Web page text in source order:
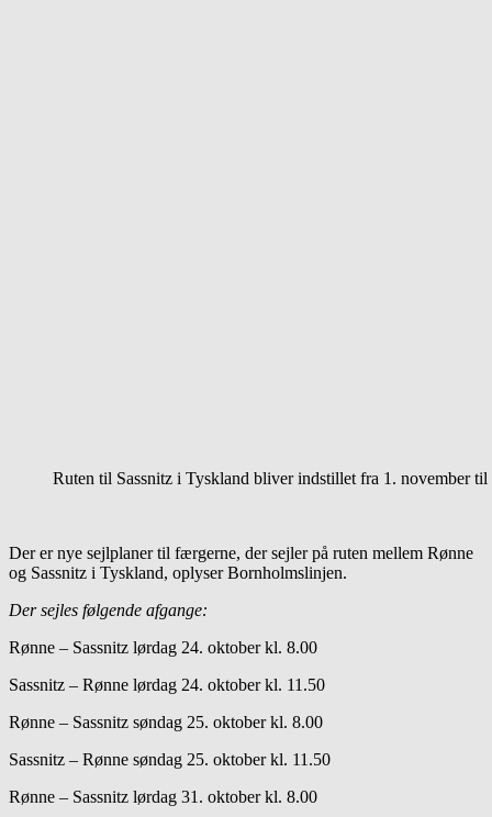
Ruten til Sassnitz i Tyskland bliver indstillet fra 1. november
Der er nye sejlplaner til færgerne, der sejler på ruten mellem Rønne
og Sassnitz i Tyskland, oplyser Bornholmslinjen.
Der sejles følgende afgange:
Rønne – Sassnitz lørdag 24. oktober kl. 8.00
Sassnitz – Rønne lørdag 24. oktober kl. 11.50
Rønne – Sassnitz søndag 25. oktober kl. 8.00
Sassnitz – Rønne søndag 25. oktober kl. 11.50
Rønne – Sassnitz lørdag 31. oktober kl. 8.00